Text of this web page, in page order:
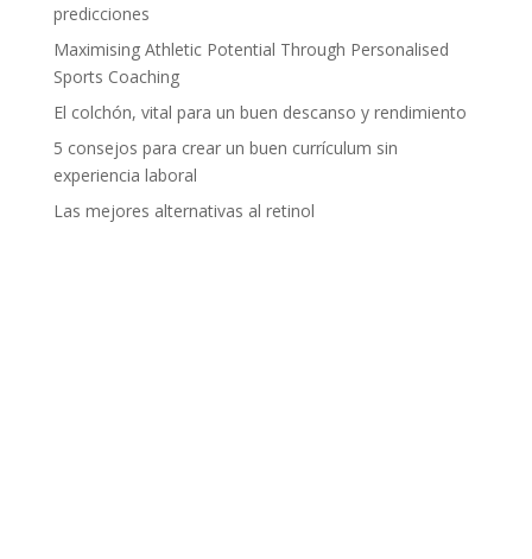
predicciones
Maximising Athletic Potential Through Personalised
Sports Coaching
El colchón, vital para un buen descanso y rendimiento
5 consejos para crear un buen currículum sin
experiencia laboral
Las mejores alternativas al retinol